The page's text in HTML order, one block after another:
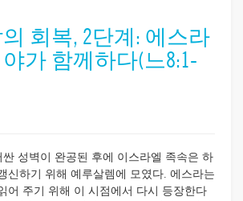
회복, 2단계: 에스라
가 함께하다(느8:1-
성벽이 완공된 후에 이스라엘 족속은 하
신하기 위해 예루살렘에 모였다. 에스라는
어 주기 위해 이 시점에서 다시 등장한다